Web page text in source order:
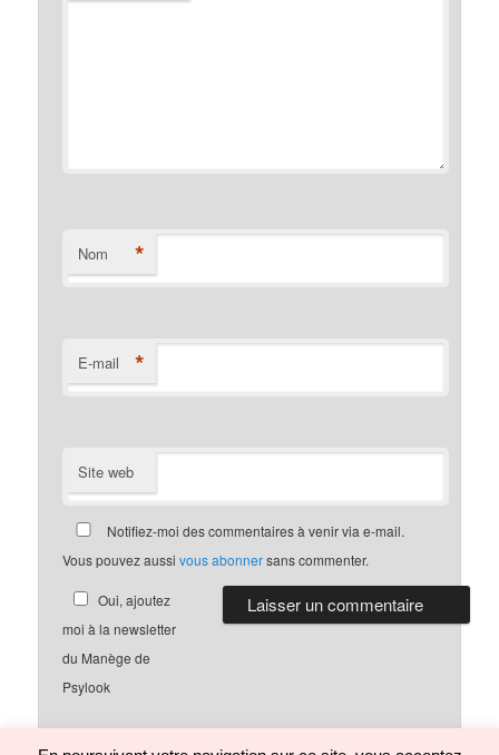
Nom *
E-mail *
Site web
Notifiez-moi des commentaires à venir via e-mail.
Vous pouvez aussivous abonnersans commenter.
Oui, ajoutez
moi à la newsletter
du Manège de
Psylook